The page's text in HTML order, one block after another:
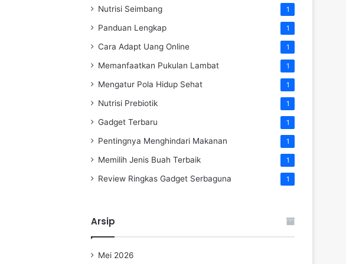
Nutrisi Seimbang 1
Panduan Lengkap 1
Cara Adapt Uang Online 1
Memanfaatkan Pukulan Lambat 1
Mengatur Pola Hidup Sehat 1
Nutrisi Prebiotik 1
Gadget Terbaru 1
Pentingnya Menghindari Makanan 1
Memilih Jenis Buah Terbaik 1
Review Ringkas Gadget Serbaguna 1
Arsip
Mei 2026